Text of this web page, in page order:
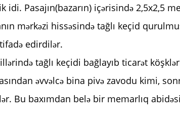
idi. Pasajın(bazarın) içərisində 2,5x2,5
mərkəzi hissəsində tağlı keçid
edirdilər.
tağlı keçidi bağlayıb ticarət
əvvəlcə bina pivə zavodu kimi,
Bu baxımdan belə bir memarlıq